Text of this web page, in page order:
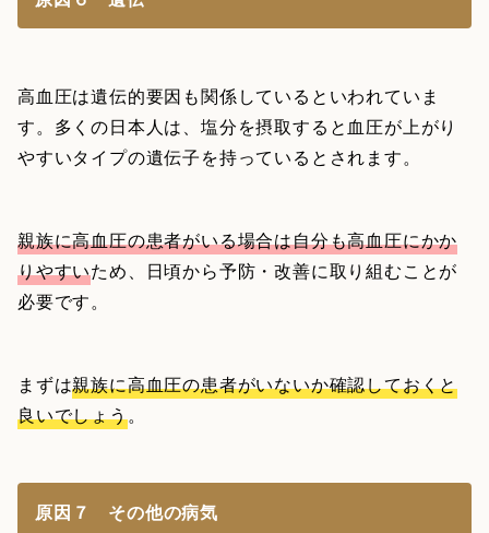
高血圧は遺伝的要因も関係しているといわれていま
す。多くの日本人は、塩分を摂取すると血圧が上がり
やすいタイプの遺伝子を持っているとされます。
親族に高血圧の患者がいる場合は自分も高血圧にかか
りやすいため、日頃から予防・改善に取り組むことが
必要です。
まずは親族に高血圧の患者がいないか確認しておくと
良いでしょう。
原因７ その他の病気